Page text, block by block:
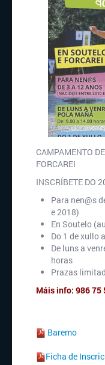
CAMPAMENTO
FORCAREI
INSCRÍBETE DO
Para nen@s
e 2018)
En Soutelo
Do 1 de xullo
De luns a
horas
Prazas
Máis info: 986 75
Baremo
Ficha de